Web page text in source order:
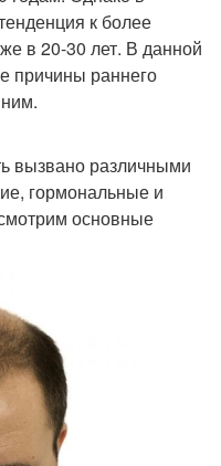
к более
в 20-30 лет. В данной
причины раннего
вызвано различными
гормональные и
основные